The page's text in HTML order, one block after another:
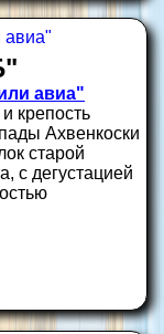
авиа"
крепость
Ахвенкоски
старой
с дегустацией